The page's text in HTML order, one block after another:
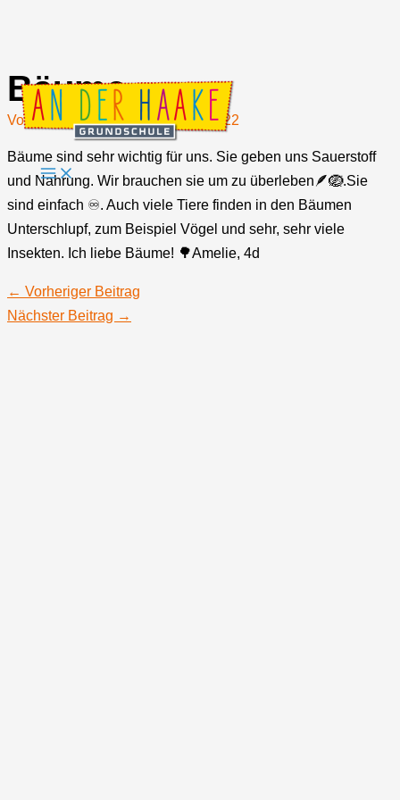
Zum
Inhalt
springen
Bäume
Von Johannes Jost/4. Oktober 2022
Bäume sind sehr wichtig für uns. Sie geben uns Sauerstoff
und Nahrung. Wir brauchen sie um zu überleben🪶🪺.Sie
sind einfach ♾️. Auch viele Tiere finden in den Bäumen
Unterschlupf, zum Beispiel Vögel und sehr, sehr viele
Insekten. Ich liebe Bäume! 🌳Amelie, 4d
← Vorheriger Beitrag
Nächster Beitrag →